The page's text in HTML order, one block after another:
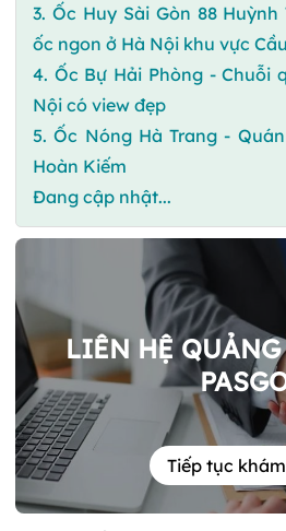
3. Ốc Huy Sài Gòn 88
ốc ngon ở Hà Nội khu vực
4. Ốc Bự Hải Phòng - Chuỗi
Nội có view đẹp
5. Ốc Nóng Hà Trang -
Hoàn Kiếm
Đang cập nhật...
LIÊN HỆ
Tiếp tục